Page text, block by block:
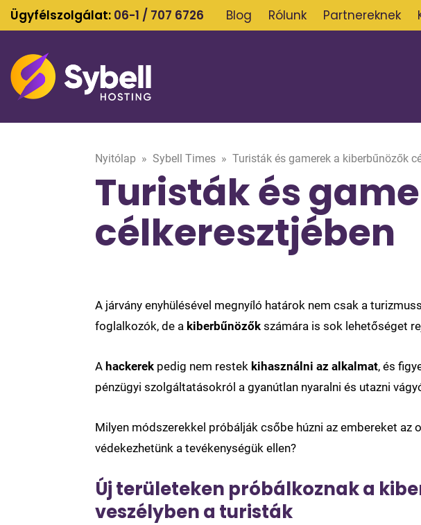
Ügyfélszolgálat: 06-1 / 707 6726 Blog Rólunk Partnereknek
Nyitólap » Sybell Times » Turisták és gamerek a kiberbűnözők
Turisták és
célkeresztjében
A járvány enyhülésével megnyíló határok nem csak a
foglalkozók, de a kiberbűnözők számára is sok lehetőséget
A hackerek pedig nem restek kihasználni az alkalmat, és
pénzügyi szolgáltatásokról a gyanútlan nyaralni és utazni
Milyen módszerekkel próbálják csőbe húzni az embereket az
védekezhetünk a tevékenységük ellen?
Új területeken próbálkoznak a
veszélyben a turisták